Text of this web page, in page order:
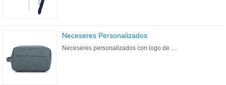
Neceseres Personalizados
Neceseres personalizados con logo de …